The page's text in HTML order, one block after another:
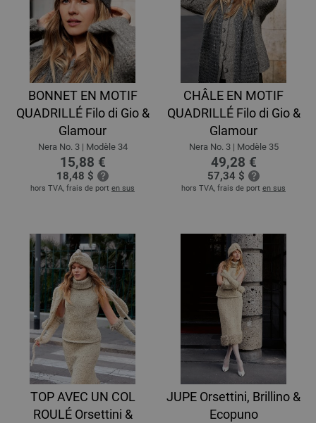
BONNET EN MOTIF
QUADRILLÉ Filo di Gio &
Glamour
Nera No. 3 | Modèle 34
15,88 €
18,48 $
hors TVA, frais de port en sus
CHÂLE EN MOTIF
QUADRILLÉ Filo di Gio &
Glamour
Nera No. 3 | Modèle 35
49,28 €
57,34 $
hors TVA, frais de port en sus
TOP AVEC UN COL
ROULÉ Orsettini &
JUPE Orsettini, Brillino &
Ecopuno